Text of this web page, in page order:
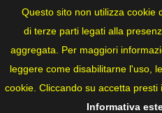
ITA
NEWS
Questo sito non utilizza cookie
di terze parti legati alla
aggregata. Per maggiori
leggere come disabilitarne l'uso,
cookie. Cliccando su accetta
Informativa